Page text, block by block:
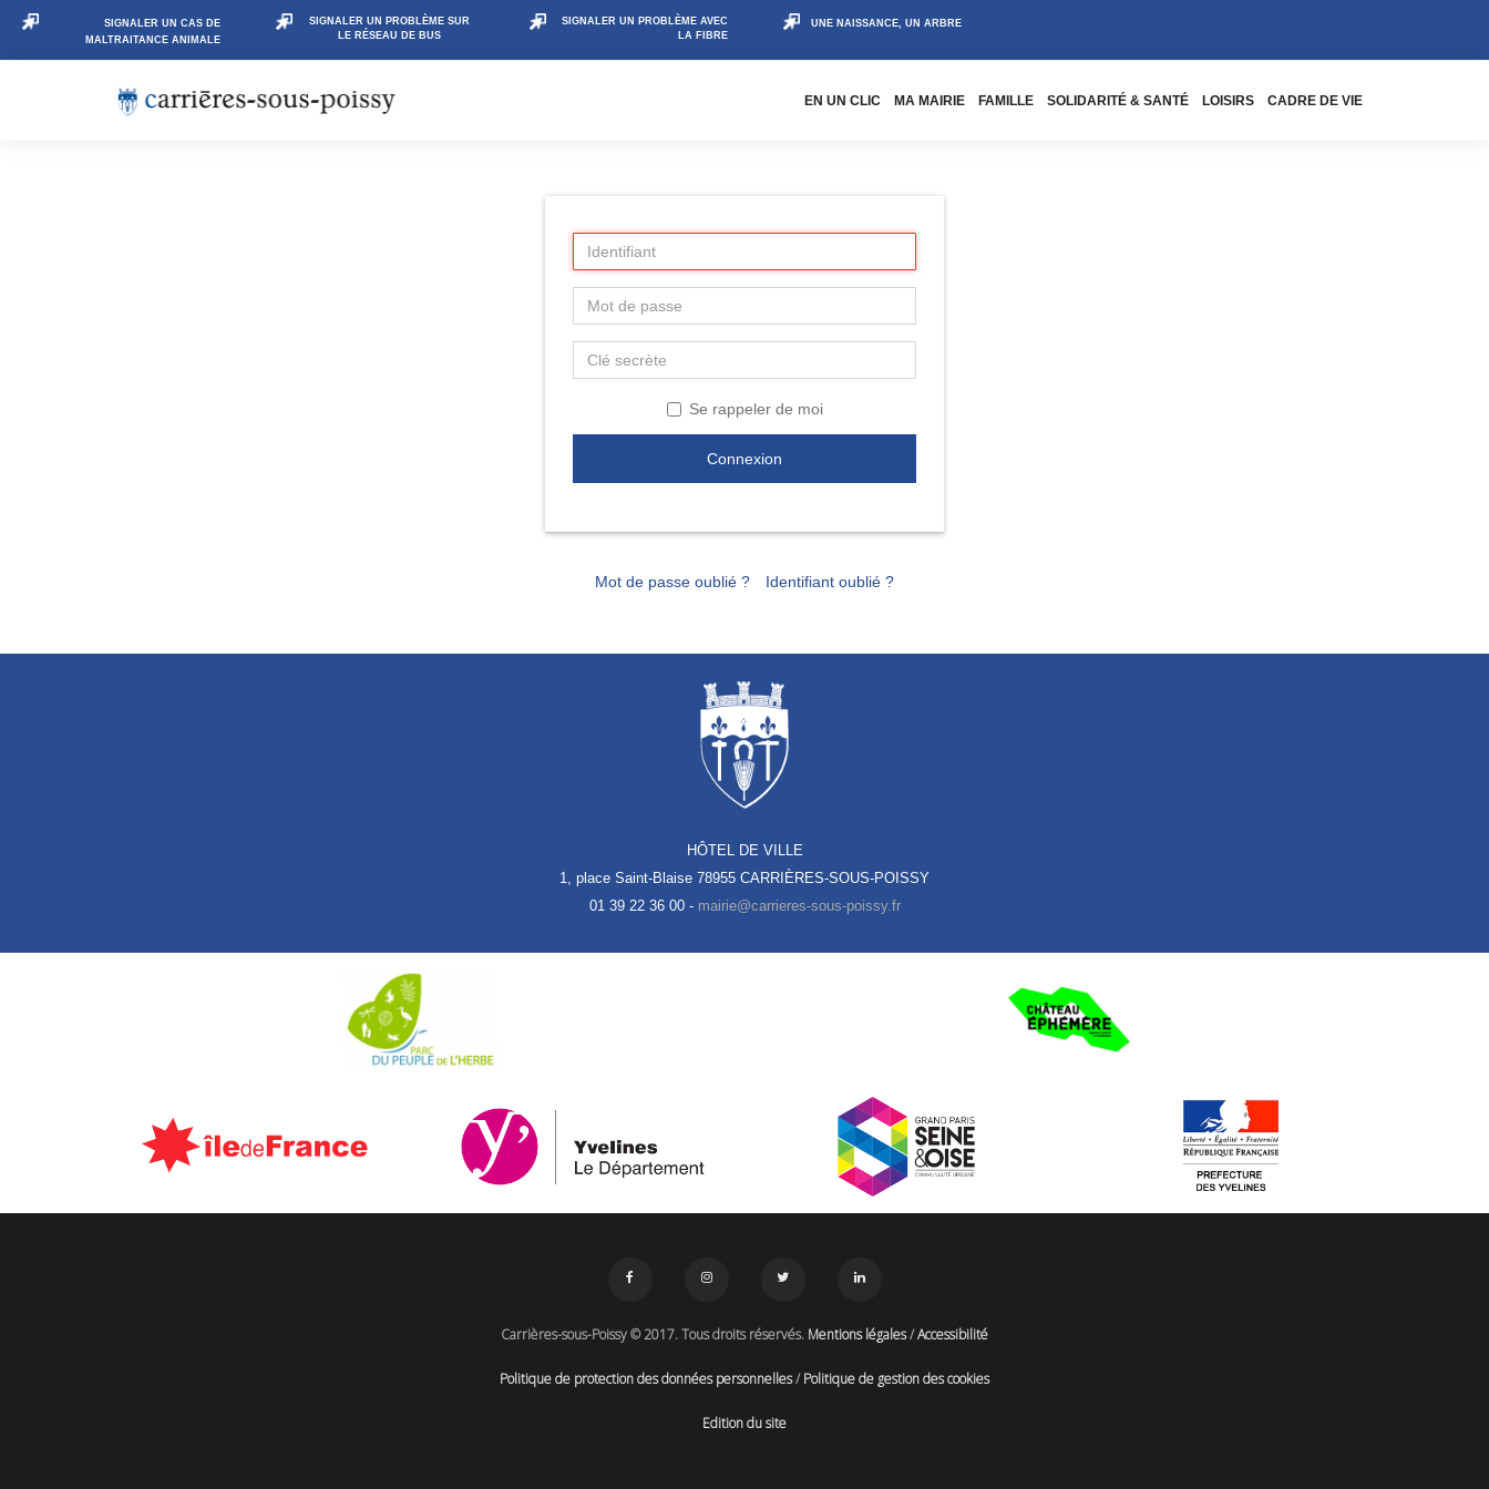
SIGNALER UN CAS DE
MALTRAITANCE ANIMALE
SIGNALER UN PROBLÈME SUR
LE RÉSEAU DE BUS
SIGNALER UN PROBLÈME AVEC
LA FIBRE
UNE NAISSANCE, UN ARBRE
EN UN CLIC MA MAIRIE FAMILLE SOLIDARITÉ & SANTÉ LOISIRS CADRE DE VIE
Se rappeler de moi
Connexion
Mot de passe oublié ? Identifiant oublié ?
HÔTEL DE VILLE
1, place Saint-Blaise 78955 CARRIÈRES-SOUS-POISSY
01 39 22 36 00 -
Carrières-sous-Poissy © 2017. Tous droits réservés. Mentions légales/Accessibilité
Politique de protection des données personnelles/Politique de gestion des cookies
Edition du site